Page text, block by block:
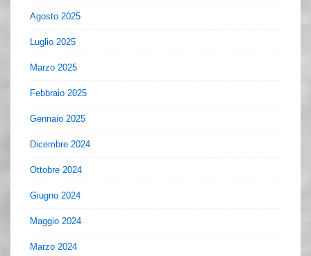
Agosto 2025
Luglio 2025
Marzo 2025
Febbraio 2025
Gennaio 2025
Dicembre 2024
Ottobre 2024
Giugno 2024
Maggio 2024
Marzo 2024